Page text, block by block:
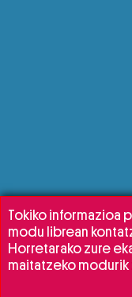
Tokiko informazioa
modu librean
Horretarako zure
maitatzeko